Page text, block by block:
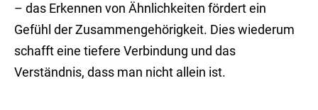
– das Erkennen von Ähnlichkeiten fördert ein
Gefühl der Zusammengehörigkeit. Dies wiederum
schafft eine tiefere Verbindung und das
Verständnis, dass man nicht allein ist.